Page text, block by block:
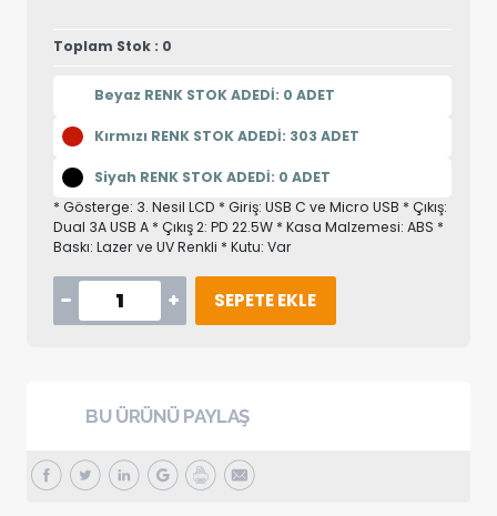
Toplam Stok : 0
Beyaz RENK STOK ADEDİ: 0 ADET
Kırmızı RENK STOK ADEDİ: 303 ADET
Siyah RENK STOK ADEDİ: 0 ADET
* Gösterge: 3. Nesil LCD * Giriş: USB C ve Micro USB * Çıkış:
Dual 3A USB A * Çıkış 2: PD 22.5W * Kasa Malzemesi: ABS *
Baskı: Lazer ve UV Renkli * Kutu: Var
SEPETE EKLE
BU ÜRÜNÜ PAYLAŞ